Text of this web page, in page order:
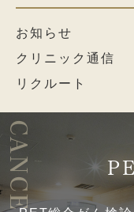
お知らせ
クリニック通信
リクルート